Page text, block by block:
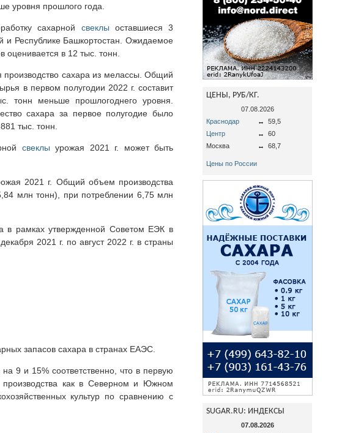
уровня прошлого года.
сахарной свеклы оставшиеся 3
и Республике Башкортостан. Ожидаемое
оценивается в 12 тыс. тонн.
производство сахара из мелассы. Общий
в первом полугодии 2022 г. составит
тонн меньше прошлогоднего уровня.
сахара за первое полугодие было
тыс. тонн.
свеклы урожая 2021 г. может быть
2021 г. Общий объем производства
млн тонн), при потреблении 6,75 млн
в рамках утвержденной Советом ЕЭК в
2021 г. по август 2022 г. в страны
запасов сахара в странах ЕАЭС.
9 и 15% соответственно, что в первую
производства как в Северном и Южном
культур по сравнению с
ЦЕНЫ, РУБ/КГ.
07.08.2026
Краснодар
↔
59,5
Центр
↔
60
Москва
↔ 68,7
Цены по России
SUGAR.RU: ИНДЕКСЫ
07.08.2026